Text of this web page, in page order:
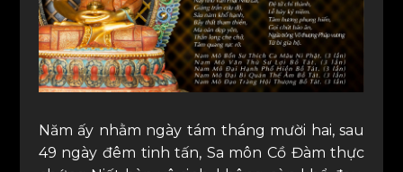
Năm ấy nhằm ngày tám tháng mười hai, sau
49 ngày đêm tinh tấn, Sa môn Cồ Đàm thực